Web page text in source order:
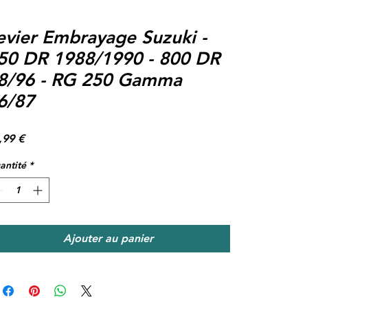
Embrayage Suzuki -
DR 1988/1990 - 800 DR
96 - RG 250 Gamma
87
€Prix
*
Ajouter au panier